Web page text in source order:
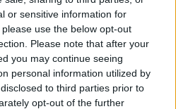
or sensitive information for
use the below opt-out
Please note that after your
you may continue seeing
personal information utilized by
to third parties prior to
opt-out of the further
ραντάρ στην Αττική Οδό;
«ψήφισε» Ελλάδα
της Formula1